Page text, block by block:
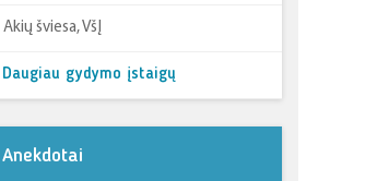
Akių šviesa, VšĮ
Daugiau gydymo įstaigų
Anekdotai